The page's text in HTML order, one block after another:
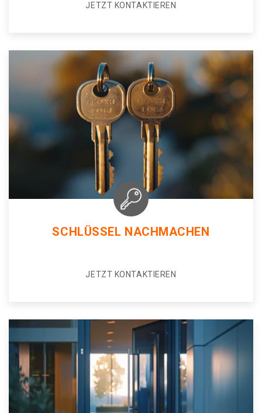
JETZT KONTAKTIEREN
SCHLÜSSEL NACHMACHEN
JETZT KONTAKTIEREN